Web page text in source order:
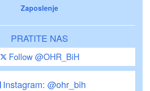
Zaposlenje
PRATITE NAS
Follow @OHR_BiH
Instagram: @ohr_bih